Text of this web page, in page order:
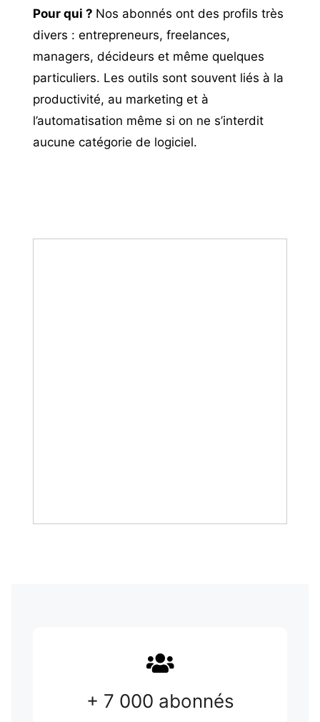
Pour qui ? Nos abonnés ont des profils très
divers : entrepreneurs, freelances,
managers, décideurs et même quelques
particuliers. Les outils sont souvent liés à la
productivité, au marketing et à
l’automatisation même si on ne s’interdit
aucune catégorie de logiciel.
+ 7 000 abonnés